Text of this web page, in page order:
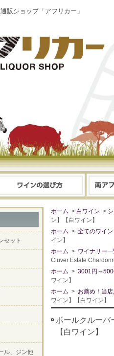
販ショップ「アフリカー」
ホーム > 白ワイン >
ン】【白ワイン】
ホーム > 全てのワイン
イン】
ホーム > ワイナリー一
Cluver Estate
ホーム > 3001円～
ワイン】
ホーム > お薦め！当
ワイン】【白ワイン】
ポールクルーバ
【白ワイン】
セット
ル、ジン他